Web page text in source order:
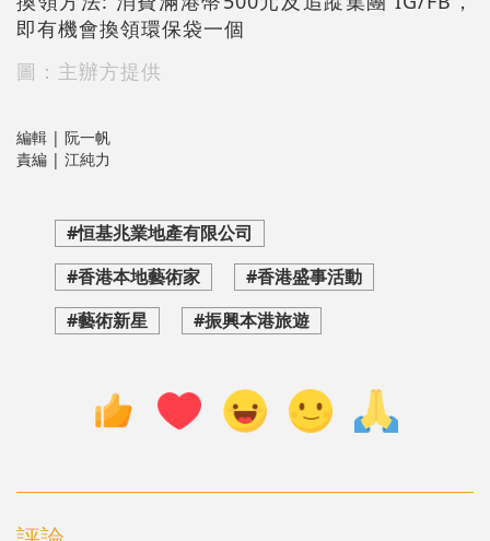
即有機會換領環保袋一個
圖：主辦方提供
編輯 | 阮一帆
責編 | 江純力
#恒基兆業地產有限公司
#香港本地藝術家
#香港盛事活動
#藝術新星
#振興本港旅遊